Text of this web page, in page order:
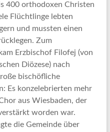
400 orthodoxen Christen
Flüchtlinge lebten
und mussten einen
Zum
Erzbischof Filofej (von
Diözese) nach
bischöfliche
Es konzelebrierten mehr
aus Wiesbaden, der
worden war.
die Gemeinde über